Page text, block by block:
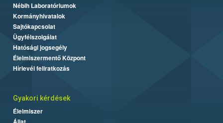
Nébih Laboratóriumok
Kormányhivatalok
Sajtókapcsolat
Ügyfélszolgálat
Hatósági jogsegély
Élelmiszermentő Központ
Hírlevél feliratkozás
Gyakori kérdések
Élelmiszer